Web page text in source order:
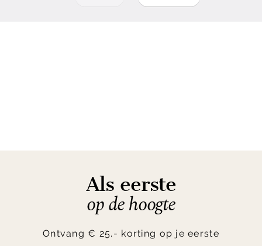
Als eerste
op de hoogte
Ontvang € 25.- korting op je eerste